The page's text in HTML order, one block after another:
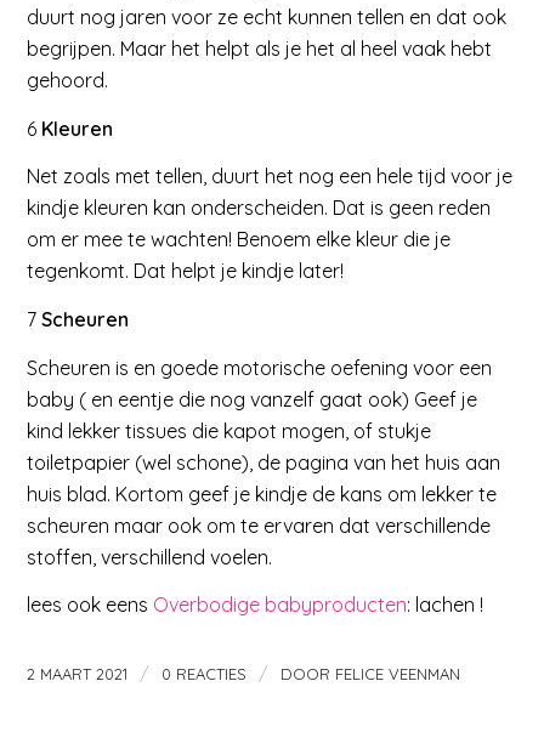
duurt nog jaren voor ze echt kunnen tellen en dat ook
begrijpen. Maar het helpt als je het al heel vaak hebt
gehoord.
6 Kleuren
Net zoals met tellen, duurt het nog een hele tijd voor je
kindje kleuren kan onderscheiden. Dat is geen reden
om er mee te wachten! Benoem elke kleur die je
tegenkomt. Dat helpt je kindje later!
7Scheuren
Scheuren is en goede motorische oefening voor een
baby ( en eentje die nog vanzelf gaat ook) Geef je
kind lekker tissues die kapot mogen, of stukje
toiletpapier (wel schone), de pagina van het huis aan
huis blad. Kortom geef je kindje de kans om lekker te
scheuren maar ook om te ervaren dat verschillende
stoffen, verschillend voelen.
lees ook eens Overbodige babyproducten: lachen !
2 MAART 2021 / 0 REACTIES / DOOR FELICE VEENMAN